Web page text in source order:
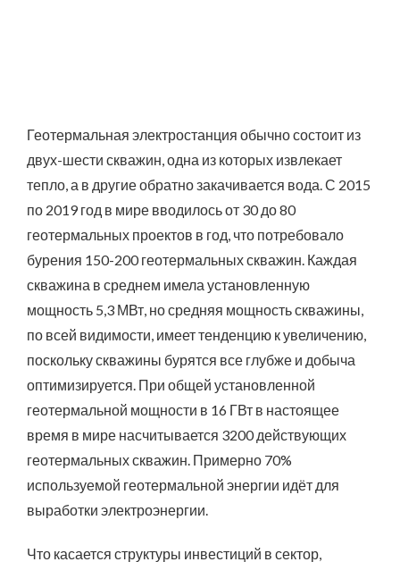
Геотермальная электростанция обычно состоит из
двух-шести скважин, одна из которых извлекает
тепло, а в другие обратно закачивается вода. С 2015
по 2019 год в мире вводилось от 30 до 80
геотермальных проектов в год, что потребовало
бурения 150-200 геотермальных скважин. Каждая
скважина в среднем имела установленную
мощность 5,3 МВт, но средняя мощность скважины,
по всей видимости, имеет тенденцию к увеличению,
поскольку скважины бурятся все глубже и добыча
оптимизируется. При общей установленной
геотермальной мощности в 16 ГВт в настоящее
время в мире насчитывается 3200 действующих
геотермальных скважин. Примерно 70%
используемой геотермальной энергии идёт для
выработки электроэнергии.
Что касается структуры инвестиций в сектор,